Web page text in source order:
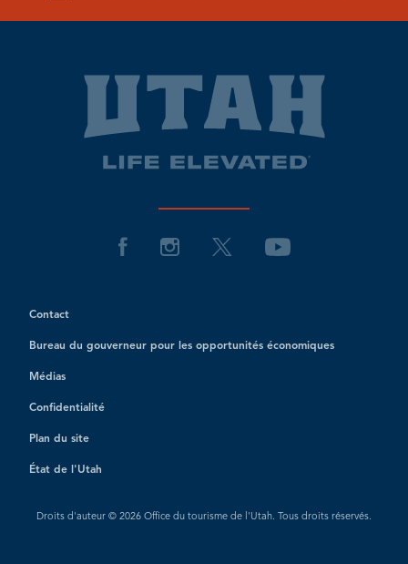
Contact
Bureau du gouverneur pour les opportunités économiques
Médias
Confidentialité
Plan du site
État de l'Utah
Droits d'auteur © 2026 Office du tourisme de l'Utah. Tous droits réservés.